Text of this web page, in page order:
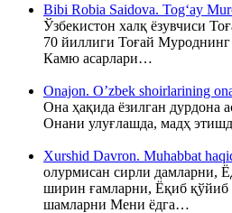
Bibi Robia Saidova. Tog‘ay
Ўзбекистон халқ ёзувчиси
70 йиллиги Тоғай
Камю асарлари…
Onajon. O’zbek shoirlarining
Она ҳақида ёзилган дурдона
Онани улуғлашда, мадҳ
Xurshid Davron. Muhabbat
олурмисан сирли дамларни,
ширин ғамларни, Ёқиб қўйиб
шамларни Мени ёдга…